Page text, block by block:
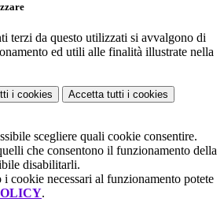
terzi da questo utilizzati si avvalgono di
ed utili alle finalità illustrate nella
i cookies Accetta tutti i cookies
scegliere quali cookie consentire.
che consentono il funzionamento della
disabilitarli.
i cookie necessari al funzionamento potete
.